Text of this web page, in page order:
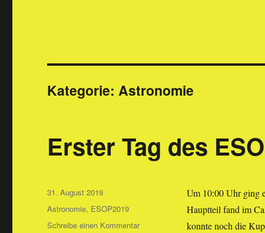
Kategorie:Astronomie
Erster Tag des
Um 10:00 Uhr ging
Hauptteil fand im
konnte noch die
Veröffentlicht
am
31. August 2019
Kategorien
Astronomie, ESOP2019
Schreibe einen Kommentarzu